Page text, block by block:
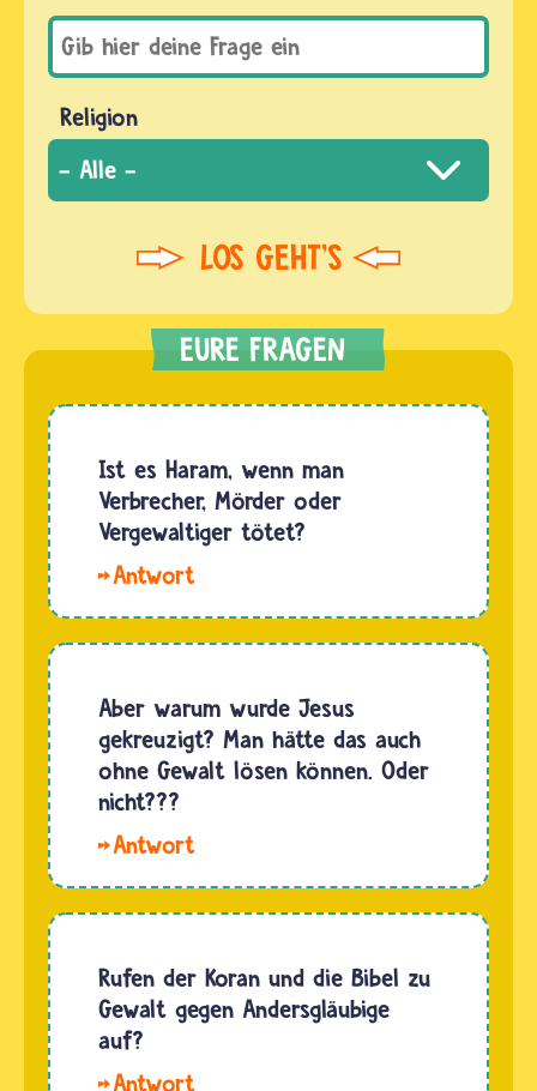
Religion
Ist es Haram, wenn man
Verbrecher, Mörder oder
Vergewaltiger tötet?
ist
Haram,
also
verboten,
Menschen
Egal, was
sie getan
haben.
Verbrecher,
…
Aber warum wurde Jesus
gekreuzigt? Man hätte das auch
ohne Gewalt lösen können. Oder
nicht???
dieser
es wenig
gewaltfreie
Lösungen.
Rufen der Koran und die Bibel zu
Gewalt gegen Andersgläubige
auf?